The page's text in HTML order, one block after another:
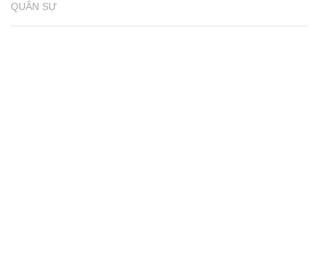
QUÂN SỰ